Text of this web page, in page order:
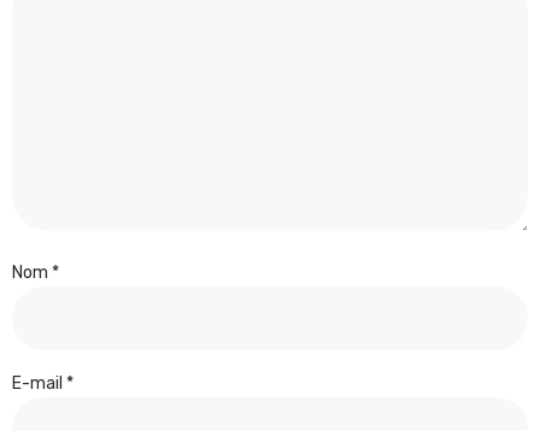
Nom *
E-mail *